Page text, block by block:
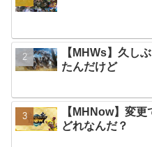
【MHWs】久し
たんだけど
【MHNow】変
どれなんだ？